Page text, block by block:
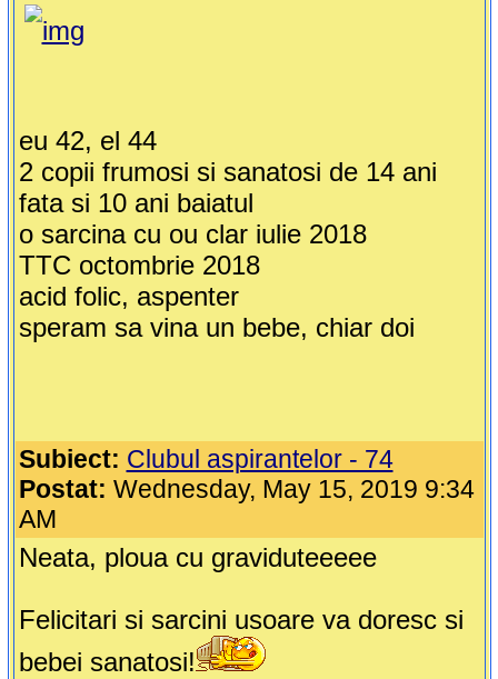
eu 42, el 44
2 copii frumosi si sanatosi de 14 ani
fata si 10 ani baiatul
o sarcina cu ou clar iulie 2018
TTC octombrie 2018
acid folic, aspenter
speram sa vina un bebe, chiar doi
Subiect: Clubul aspirantelor - 74
Postat: Wednesday, May 15, 2019 9:34
AM
Neata, ploua cu graviduteeeee
Felicitari si sarcini usoare va doresc si
bebei sanatosi!